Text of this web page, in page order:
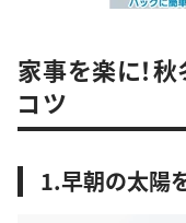
家事を楽に！
コツ
1.早朝の太陽